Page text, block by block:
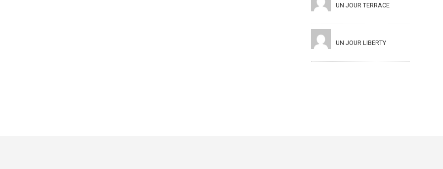
UN JOUR TERRACE
UN JOUR LIBERTY